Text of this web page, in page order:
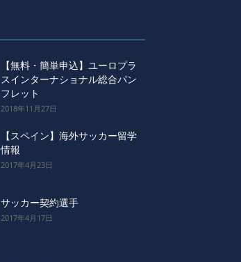
【無料・簡単申込】ユーロプラ
スインターナショナル総合パン
フレット
2018年11月27日
【スペイン】海外サッカー留学
情報
2017年4月23日
サッカー契約選手
2017年4月17日